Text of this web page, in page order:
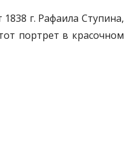
г. Рафаила Ступина,
портрет в красочном